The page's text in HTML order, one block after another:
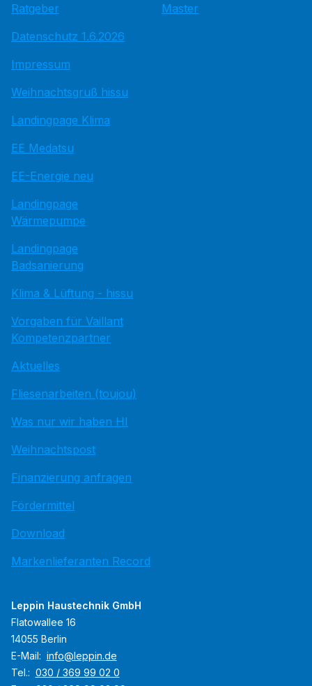
Ratgeber
Datenschutz 1.6.2026
Impressum
Weihnachtsgruß hissu
Landingpage Klima
EE Medatsu
EE-Energie neu
Landingpage
Wärmepumpe
Landingpage
Badsanierung
Klima & Lüftung - hissu
Vorgaben für Vaillant
Kompetenzpartner
Aktuelles
Fliesenarbeiten (toujou)
Was nur wir haben HI
Weihnachtspost
Finanzierung anfragen
Fördermittel
Download
Markenlieferanten Record
Master
Leppin Haustechnik GmbH
Flatowallee 16
14055 Berlin
E-Mail: info@leppin.de
Tel.: 030 / 369 99 02 0